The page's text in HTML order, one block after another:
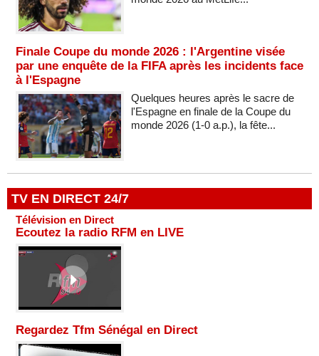
Finale Coupe du monde 2026 : l'Argentine visée
par une enquête de la FIFA après les incidents face
à l'Espagne
Quelques heures après le sacre de
l'Espagne en finale de la Coupe du
monde 2026 (1-0 a.p.), la fête...
TV EN DIRECT 24/7
Télévision en Direct
Ecoutez la radio RFM en LIVE
Regardez Tfm Sénégal en Direct